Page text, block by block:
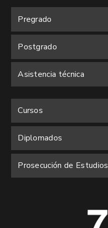
Pregrado
Postgrado
Asistencia técnica
Cursos
Diplomados
Prosecución de Estudios